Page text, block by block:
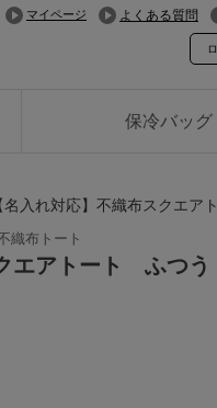
マイページ よくある質問
保冷バッグ
名入れ対応】不織布スクエ
織布トート
クエアトート ふつ